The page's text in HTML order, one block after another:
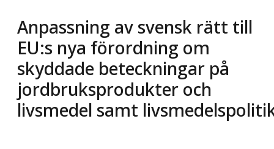
Anpassning av svensk rätt till
EU:s nya förordning om
skyddade beteckningar på
jordbruksprodukter och
livsmedel samt